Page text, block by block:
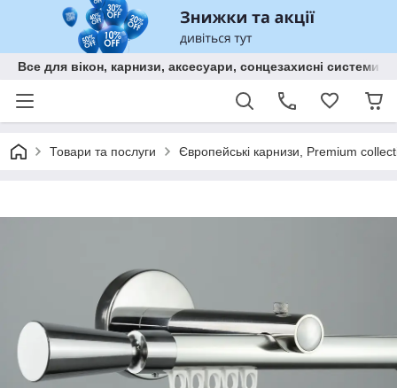
Все для вікон, карнизи, аксесуари, сонцезахисні
Товари та послуги Європейські карнизи, Premium